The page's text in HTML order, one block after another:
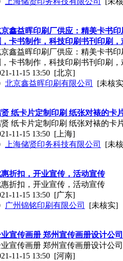
鑫益晖印刷厂供应：精美卡书
卡书制作，科技印刷书刊印刷
鑫益晖印刷厂供应：精美卡书
卡书制作，科技印刷书刊印刷
11-15 13:50 [北京]
北京鑫益晖印刷有限公司
[未核
纸卡片定制印刷 纸张对裱的卡
纸卡片定制印刷 纸张对裱的卡
11-15 13:50 [上海]
上海储贤印务科技有限公司
[未
折扣，开业宣传，活动宣传
折扣，开业宣传，活动宣传
11-15 13:50 [广东]
广州锦铭印刷有限公司
[未核实]
宣传画册 郑州宣传画册设计公司
宣传画册 郑州宣传画册设计公司
11-15 13:50 [河南]